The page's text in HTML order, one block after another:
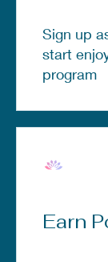
Sign up
start
program
Earn